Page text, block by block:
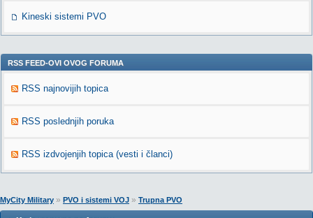
Kineski sistemi PVO
RSS FEED-OVI OVOG FORUMA
RSS najnovijih topica
RSS poslednjih poruka
RSS izdvojenjih topica (vesti i članci)
MyCity Military » PVO i sistemi VOJ » Trupna PVO